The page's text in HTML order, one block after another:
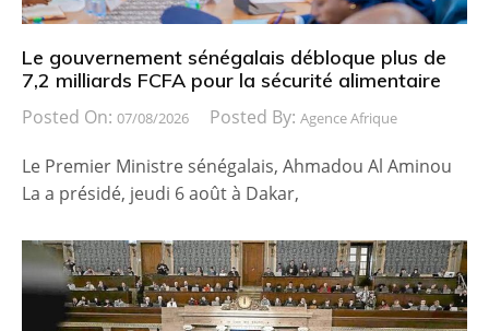
Le gouvernement sénégalais débloque plus de
7,2 milliards FCFA pour la sécurité alimentaire
Posted On: 07/08/2026 Posted By: Agence Afrique
Le Premier Ministre sénégalais, Ahmadou Al Aminou
La a présidé, jeudi 6 août à Dakar,